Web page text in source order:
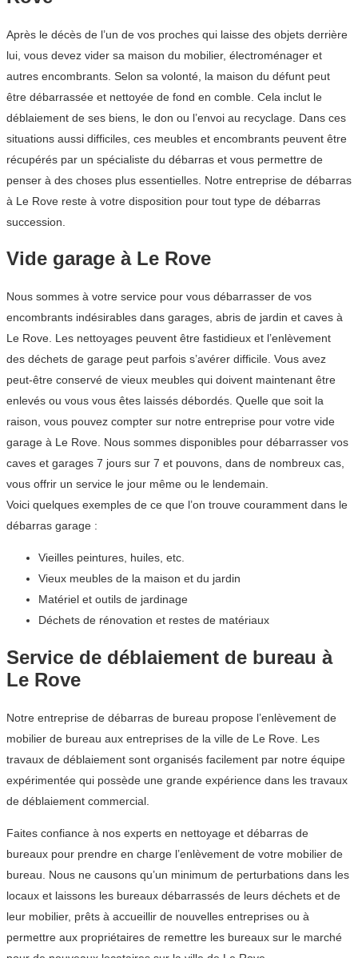
Après le décès de l’un de vos proches qui laisse des objets derrière
lui, vous devez vider sa maison du mobilier, électroménager et
autres encombrants. Selon sa volonté, la maison du défunt peut
être débarrassée et nettoyée de fond en comble. Cela inclut le
déblaiement de ses biens, le don ou l’envoi au recyclage. Dans ces
situations aussi difficiles, ces meubles et encombrants peuvent être
récupérés par un spécialiste du débarras et vous permettre de
penser à des choses plus essentielles. Notre entreprise de débarras
à Le Rove reste à votre disposition pour tout type de débarras
succession.
Vide garage à Le Rove
Nous sommes à votre service pour vous débarrasser de vos
encombrants indésirables dans garages, abris de jardin et caves à
Le Rove. Les nettoyages peuvent être fastidieux et l’enlèvement
des déchets de garage peut parfois s’avérer difficile. Vous avez
peut-être conservé de vieux meubles qui doivent maintenant être
enlevés ou vous vous êtes laissés débordés. Quelle que soit la
raison, vous pouvez compter sur notre entreprise pour votre vide
garage à Le Rove. Nous sommes disponibles pour débarrasser vos
caves et garages 7 jours sur 7 et pouvons, dans de nombreux cas,
vous offrir un service le jour même ou le lendemain.
Voici quelques exemples de ce que l’on trouve couramment dans le
débarras garage :
Vieilles peintures, huiles, etc.
Vieux meubles de la maison et du jardin
Matériel et outils de jardinage
Déchets de rénovation et restes de matériaux
Service de déblaiement de bureau à
Le Rove
Notre entreprise de débarras de bureau propose l’enlèvement de
mobilier de bureau aux entreprises de la ville de Le Rove. Les
travaux de déblaiement sont organisés facilement par notre équipe
expérimentée qui possède une grande expérience dans les travaux
de déblaiement commercial.
Faites confiance à nos experts en nettoyage et débarras de
bureaux pour prendre en charge l’enlèvement de votre mobilier de
bureau. Nous ne causons qu’un minimum de perturbations dans les
locaux et laissons les bureaux débarrassés de leurs déchets et de
leur mobilier, prêts à accueillir de nouvelles entreprises ou à
permettre aux propriétaires de remettre les bureaux sur le marché